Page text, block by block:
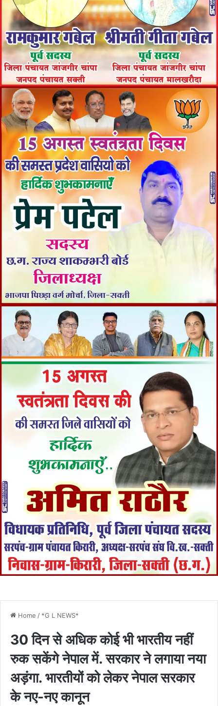
Home / *G L NEWS*
30 दिन से अधिक कोई भी भारतीय नहीं
रुक सकेंगे नेपाल में. सरकार ने लगाया नया
अड़ंगा. भारतीयों को लेकर नेपाल सरकार
के नए-नए कानून